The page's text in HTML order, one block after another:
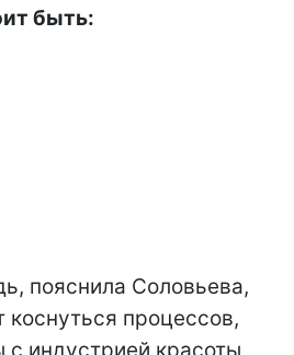
быть:
пояснила Соловьева,
коснуться процессов,
с индустрией красоты,